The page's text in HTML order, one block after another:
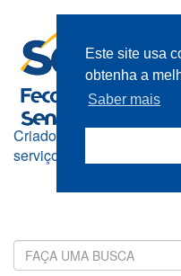
Criado e mantido pelos
serviços e turismo
Este site usa
obtenha a
Saber mais